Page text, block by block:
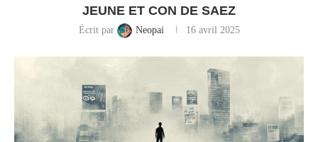
JEUNE ET CON DE SAEZ
Écrit par Neopai 16 avril 2025